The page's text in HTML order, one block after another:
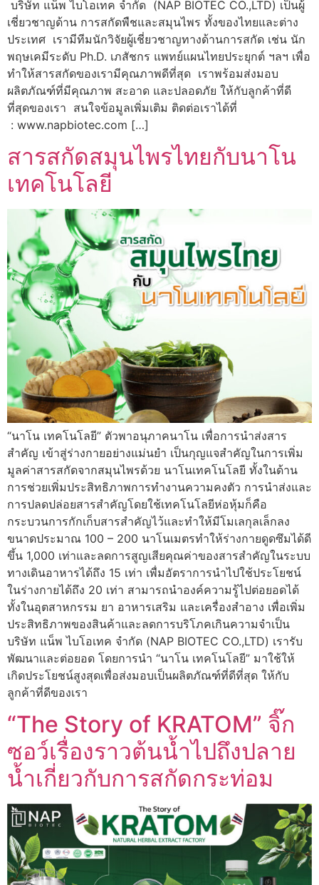
️บริษัท แน็พ ไบโอเทค จำกัด (NAP BIOTEC CO.,LTD) เป็นผู้
เชี่ยวชาญด้าน การสกัดพืชและสมุนไพร ทั้งของไทยและต่าง
ประเทศ เรามีทีมนักวิจัยผู้เชี่ยวชาญทางด้านการสกัด เช่น นัก
พฤษเคมีระดับ Ph.D. เภสัชกร แพทย์แผนไทยประยุกต์ ฯลฯ เพื่อ
ทำให้สารสกัดของเรามีคุณภาพดีที่สุด เราพร้อมส่งมอบ
ผลิตภัณฑ์ที่มีคุณภาพ สะอาด และปลอดภัย ให้กับลูกค้าที่ดี
ที่สุดของเรา สนใจข้อมูลเพิ่มเติม ติดต่อเราได้ที่
: www.napbiotec.com […]
สารสกัดสมุนไพรไทยกับนาโน
เทคโนโลยี
“นาโน เทคโนโลยี” ตัวพาอนุภาคนาโน เพื่อการนำส่งสาร
สำคัญ เข้าสู่ร่างกายอย่างแม่นยำ เป็นกุญแจสำคัญในการเพิ่ม
มูลค่าสารสกัดจากสมุนไพรด้วย นาโนเทคโนโลยี ทั้งในด้าน
การช่วยเพิ่มประสิทธิภาพการทำงานความคงตัว การนำส่งและ
การปลดปล่อยสารสำคัญโดยใช้เทคโนโลยีห่อหุ้มก็คือ
กระบวนการกักเก็บสารสำคัญไว้และทำให้มีโมเลกุลเล็กลง
ขนาดประมาณ 100 – 200 นาโนเมตรทำให้ร่างกายดูดซึมได้ดี
ขึ้น 1,000 เท่าและลดการสูญเสียคุณค่าของสารสำคัญในระบบ
ทางเดินอาหารได้ถึง 15 เท่า เพื่มอัตราการนำไปใช้ประโยชน์
ในร่างกายได้ถึง 20 เท่า สามารถนำองค์ความรู้ไปต่อยอดได้
ทั้งในอุตสาหกรรม ยา อาหารเสริม และเครื่องสำอาง เพื่อเพิ่ม
ประสิทธิภาพของสินค้าและลดการบริโภคเกินความจำเป็น
บริษัท แน็พ ไบโอเทค จำกัด (NAP BIOTEC CO.,LTD) เรารับ
พัฒนาและต่อยอด โดยการนำ “นาโน เทคโนโลยี” มาใช้ให้
เกิดประโยชน์สูงสุดเพื่อส่งมอบเป็นผลิตภัณฑ์ที่ดีที่สุด ให้กับ
ลูกค้าที่ดีของเรา
“The Story of KRATOM” จิ๊ก
ซอว์เรื่องราวต้นน้ำไปถึงปลาย
น้ำเกี่ยวกับการสกัดกระท่อม